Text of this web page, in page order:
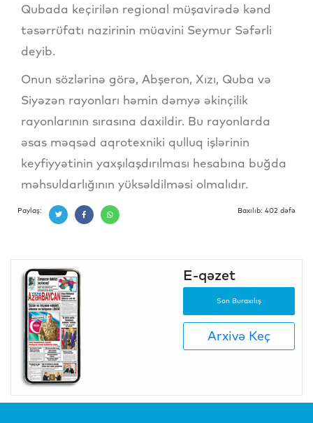
Qubada keçirilən regional müşavirədə kənd
təsərrüfatı nazirinin müavini Seymur Səfərli
deyib.
Onun sözlərinə görə, Abşeron, Xızı, Quba və
Siyəzən rayonları həmin dəmyə əkinçilik
rayonlarının sırasına daxildir. Bu rayonlarda
əsas məqsəd aqrotexniki qulluq işlərinin
keyfiyyətinin yaxşılaşdırılması hesabına buğda
məhsuldarlığının yüksəldilməsi olmalıdır.
Paylaş: Baxılıb: 402 dəfə
E-qəzet
Son Buraxılış
Arxivə Keç